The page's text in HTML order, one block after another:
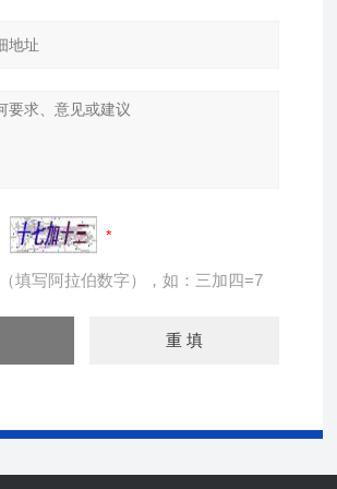
填写阿拉伯数字），如：三加四=7